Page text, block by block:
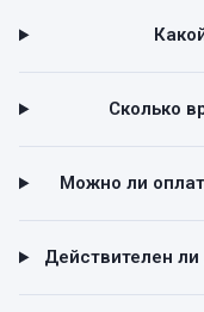
Сколько
Можно ли
Действителен ли